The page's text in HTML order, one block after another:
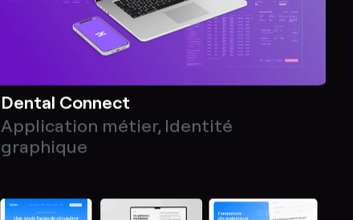
Dental Connect
Application métier, Identité
graphique